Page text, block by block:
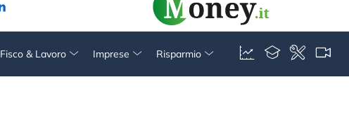
Fisco & Lavoro Imprese Risparmio